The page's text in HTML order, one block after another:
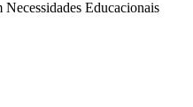
Educacionais